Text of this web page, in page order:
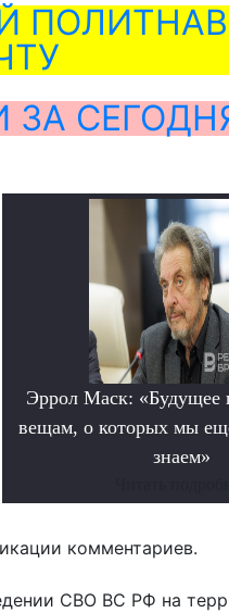
ЗА
Эррол Маск: «Будущее
вещам, о которых мы
знаем»
комментариев.
СВО ВС РФ на